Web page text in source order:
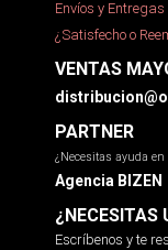
Envíos y Entregas
¿Satisfecho o
VENTAS
PARTNER
¿Necesitas ayuda
Agencia BIZEN
¿NECESITAS
Escríbenos y te